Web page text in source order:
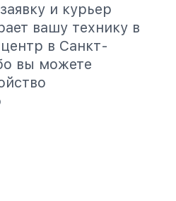
и курьер
вашу технику в
в Санкт-
вы можете